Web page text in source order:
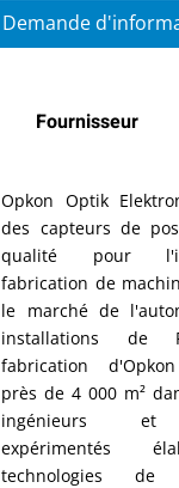
Demande
Fournisseur
Opkon Optik
des capteurs de
qualité pour
fabrication de
le marché de
installations
fabrication
près de 4 000 m²
ingénieurs et
expérimentés
technologies